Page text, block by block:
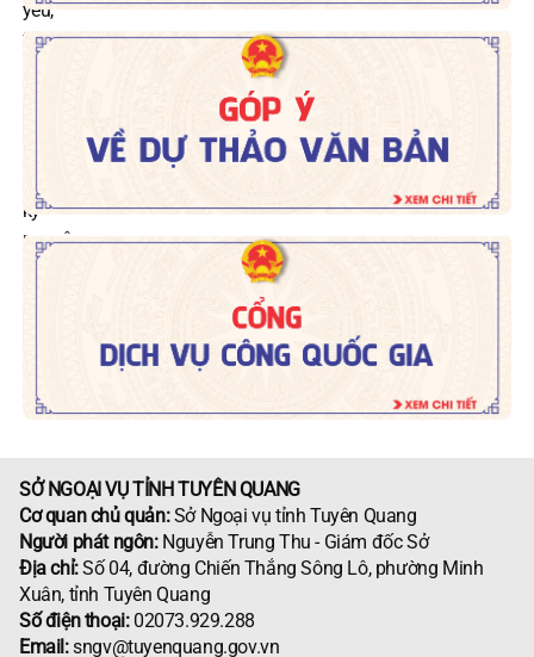
SỞ NGOẠI VỤ TỈNH TUYÊN QUANG
Cơ quan chủ quản:Sở Ngoại vụ tỉnh Tuyên Quang
Người phát ngôn: Nguyễn Trung Thu - Giám đốc Sở
Địa chỉ:Số 04, đường Chiến Thắng Sông Lô, phường Minh
Xuân, tỉnh Tuyên Quang
Số điện thoại: 02073.929.288
Email:sngv@tuyenquang.gov.vn